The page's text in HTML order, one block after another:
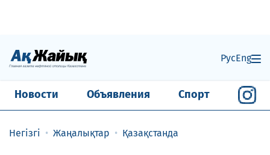
РусEng
Новости Объявления Спорт
Негізгі Жаңалықтар Қазақстанда